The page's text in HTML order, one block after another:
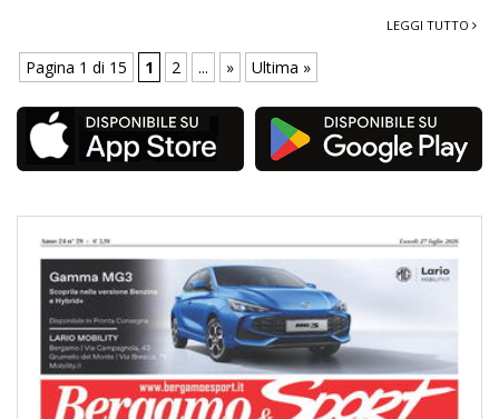
LEGGI TUTTO
Pagina 1 di 15 1 2 ... » Ultima »